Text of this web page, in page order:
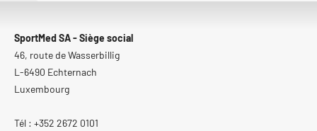
SportMed SA - Siège social
46, route de Wasserbillig
L-6490 Echternach
Luxembourg
Tél : +352 2672 0101